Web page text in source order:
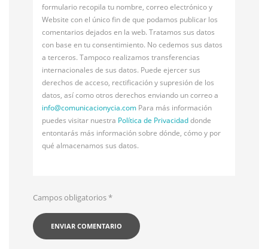
formulario recopila tu nombre, correo electrónico y
Website con el único fin de que podamos publicar los
comentarios dejados en la web. Tratamos sus datos
con base en tu consentimiento. No cedemos sus datos
a terceros. Tampoco realizamos transferencias
internacionales de sus datos. Puede ejercer sus
derechos de acceso, rectificación y supresión de los
datos, así como otros derechos enviando un correo a
info@comunicacionycia.com Para más información
puedes visitar nuestra Política de Privacidaddonde
entontarás más información sobre dónde, cómo y por
qué almacenamos sus datos.
Campos obligatorios*